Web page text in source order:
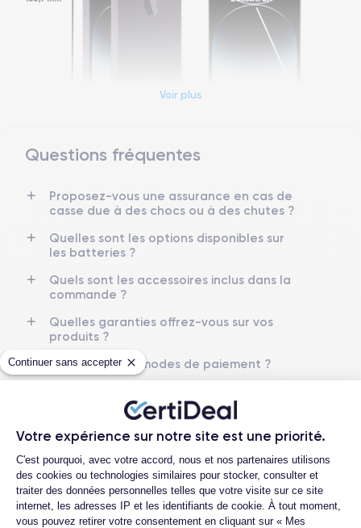
Continuer sans accepter
Votre expérience sur notre site est une priorité.
Plateforme de Gestion du
C'est pourquoi, avec votre accord, nous et nos partenaires utilisons
des cookies ou technologies similaires pour stocker, consulter et
traiter des données personnelles telles que votre visite sur ce site
internet, les adresses IP et les identifiants de cookie. À tout moment,
vous pouvez retirer votre consentement en cliquant sur « Mes
Dimensions et poids iPhone 14 Pro Max
Date de sortie
16/09/2022
Système exploitation
iOS (iOS 26)
Dimensions Poids
6 Go 128,256 ,512 Go et 1 To
Nombre de cœurs
6
GPU 5 cœurs 3.1 GHz
Caméra
48 Mpx
Caméra Frontale
12 Mpx
Voir plus
Questions fréquentes
Proposez-vous une assurance en cas de
casse due à des chocs ou à des chutes ?
Quelles sont les options disponibles sur
les batteries ?
Quels sont les accessoires inclus dans la
commande ?
Quelles garanties offrez-vous sur vos
produits ?
Quels sont vos modes de paiement ?
commande ?
Quelle société utilisez-vous pour
l'expédition ?
Quels sont les délais de livraison ?
Que se passe-t-il si je change d'avis
après avoir acheté/reçu le produit ?